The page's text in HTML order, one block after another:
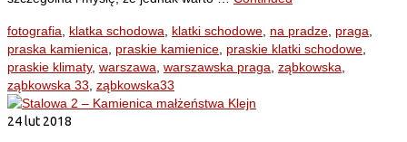
fotografia, klatka schodowa, klatki schodowe, na pradze, praga,
praska kamienica, praskie kamienice, praskie klatki schodowe,
praskie klimaty, warszawa, warszawska praga, ząbkowska,
ząbkowska 33, ząbkowska33
24lut 2018